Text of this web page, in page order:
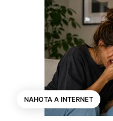
NAHOTA A INTERNET